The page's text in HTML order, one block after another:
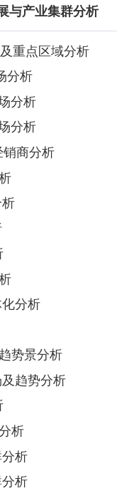
与产业集群分析
重点区域分析
分析
分析
分析
销商分析
分析
势景分析
趋势分析
析
析
析